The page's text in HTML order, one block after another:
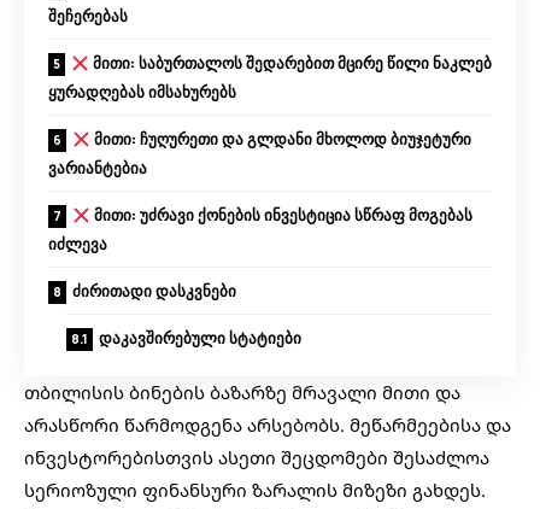
შეჩერებას
მითი: საბურთალოს შედარებით მცირე წილი ნაკლებ
ყურადღებას იმსახურებს
მითი: ჩუღურეთი და გლდანი მხოლოდ ბიუჯეტური
ვარიანტებია
მითი: უძრავი ქონების ინვესტიცია სწრაფ მოგებას
იძლევა
ძირითადი დასკვნები
დაკავშირებული სტატიები
თბილისის ბინების ბაზარზე მრავალი მითი და
არასწორი წარმოდგენა არსებობს. მეწარმეებისა და
ინვესტორებისთვის ასეთი შეცდომები შესაძლოა
სერიოზული ფინანსური ზარალის მიზეზი გახდეს.